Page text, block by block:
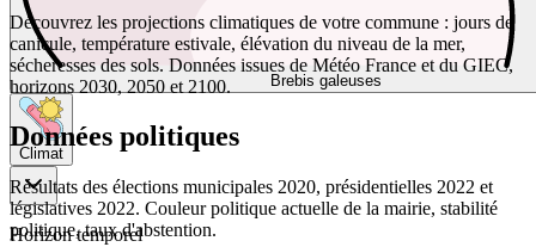
Brebis galeuses
Climat
Horizon temporel
Découvrez les projections climatiques de votre commune : jours de
canicule, température estivale, élévation du niveau de la mer,
sécheresses des sols. Données issues de Météo France et du GIEC,
horizons 2030, 2050 et 2100.
Données politiques
Résultats des élections municipales 2020, présidentielles 2022 et
législatives 2022. Couleur politique actuelle de la mairie, stabilité
politique, taux d'abstention.